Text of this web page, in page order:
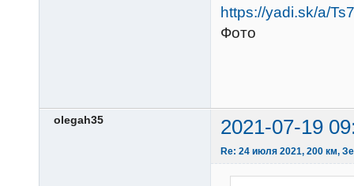
https://yadi.sk/a/
Фото
olegah35 2021-07-19
Re: 24 июля 2021, 200 км,